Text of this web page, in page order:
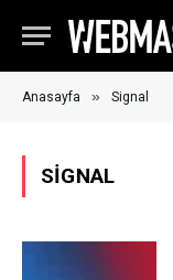
Anasayfa » Signal
SIGNAL